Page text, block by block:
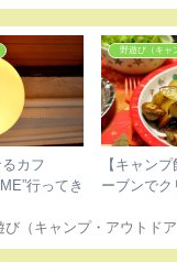
カフ
行ってき
野遊び（キャ
【キャン
ーブンで
び（キャンプ・アウトドア